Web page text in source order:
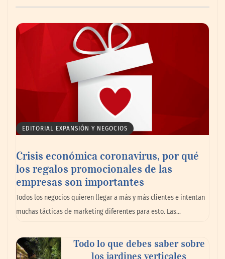
Reforestando con el Corazón regresa a
Sierra de Guadalupe
La cartera vencida hipotecaria aumenta al
doble de velocidad que la cartera sana en
EDITORIAL EXPANSIÓN Y NEGOCIOS
Crisis económica coronavirus, por qué
los regalos promocionales de las
empresas son importantes
Todos los negocios quieren llegar a más y más clientes e intentan
muchas tácticas de marketing diferentes para esto. Las…
Todo lo que debes saber sobre
los jardines verticales